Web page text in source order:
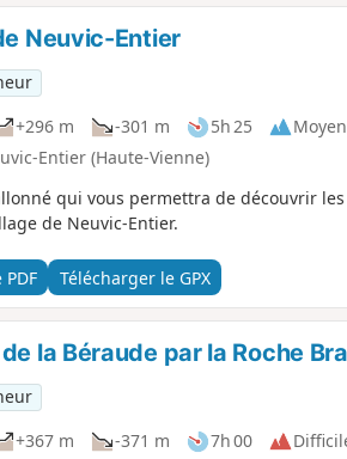
Neuvic-Entier
+296 m -301 m 5h 25
Entier (Haute-Vienne)
qui vous permettra de découvrir
de Neuvic-Entier.
Télécharger le GPX
la Béraude par la Roche
+367 m -371 m 7h 00